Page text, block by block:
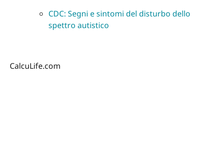
CDC: Segni e sintomi del disturbo dello
spettro autistico
CalcuLife.com